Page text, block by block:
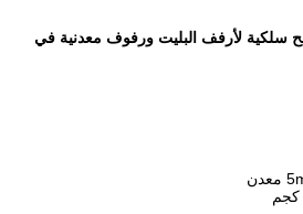
سلكية لأرفف البليت ورفوف معدنية في